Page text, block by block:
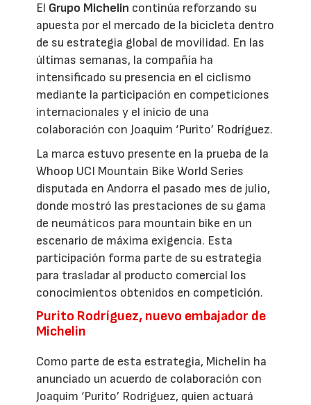
El Grupo Michelin continúa reforzando su
apuesta por el mercado de la bicicleta dentro
de su estrategia global de movilidad. En las
últimas semanas, la compañía ha
intensificado su presencia en el ciclismo
mediante la participación en competiciones
internacionales y el inicio de una
colaboración con Joaquim ‘Purito’ Rodríguez.
La marca estuvo presente en la prueba de la
Whoop UCI Mountain Bike World Series
disputada en Andorra el pasado mes de julio,
donde mostró las prestaciones de su gama
de neumáticos para mountain bike en un
escenario de máxima exigencia. Esta
participación forma parte de su estrategia
para trasladar al producto comercial los
conocimientos obtenidos en competición.
Purito Rodríguez, nuevo embajador de
Michelin
Como parte de esta estrategia, Michelin ha
anunciado un acuerdo de colaboración con
Joaquim ‘Purito’ Rodríguez, quien actuará